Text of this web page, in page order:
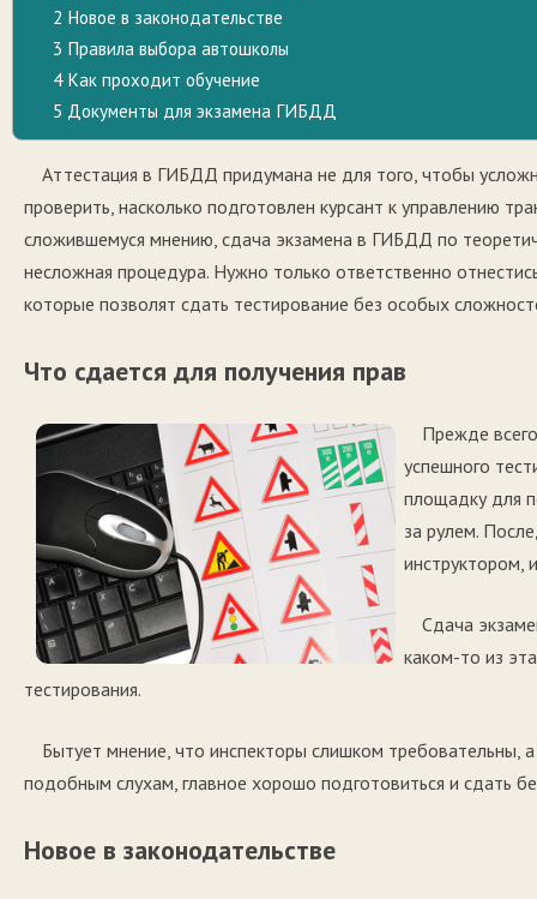
2 Новое в законодательстве
3 Правила выбора автошколы
4Как проходит обучение
5 Документы для экзамена ГИБДД
Аттестация в ГИБДД придумана не для того, чтобы
проверить, насколько подготовлен курсант к управлению
сложившемуся мнению, сдача экзамена в ГИБДД по
несложная процедура. Нужно только ответственно
которые позволят сдать тестирование без особых
Что сдается для получения прав
Прежде
успешного
площадку для
за рулем.
инструктором,
Сдача
каком-то из
тестирования.
Бытует мнение, что инспекторы слишком
подобным слухам, главное хорошо подготовиться и сдать
Новое в законодательстве